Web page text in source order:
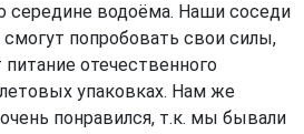
середине водоёма. Наши соседи
попробовать свои силы,
отечественного
упаковках. Нам же
понравился, т.к. мы бывали